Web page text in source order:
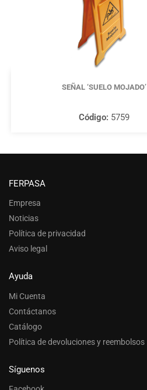
SEÑAL ‘SUELO MOJADO’
Código: 5759
FERPASA
Empresa
Noticias
Política de privacidad
Aviso legal
Ayuda
Mi Cuenta
Contáctanos
Catálogo
Política de devoluciones y reembolsos
Síguenos